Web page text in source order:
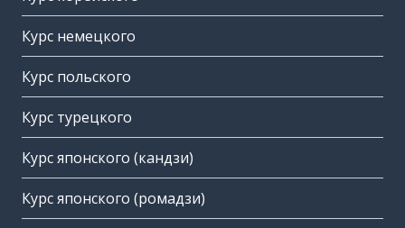
Курс немецкого
Курс польского
Курс турецкого
Курс японского (кандзи)
Курс японского (ромадзи)